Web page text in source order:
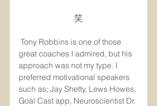
笑
great coaches I admired, but his
approach was not my type. I
preferred motivational speakers
such as; Jay Shetty, Lews Howes,
Goal Cast app, Neuroscientist Dr.